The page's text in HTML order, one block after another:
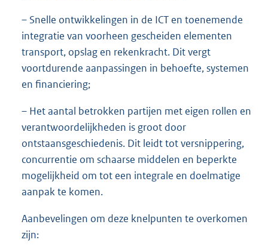
– Snelle ontwikkelingen in de ICT en toenemende
integratie van voorheen gescheiden elementen
transport, opslag en rekenkracht. Dit vergt
voortdurende aanpassingen in behoefte, systemen
en financiering;
– Het aantal betrokken partijen met eigen rollen en
verantwoordelijkheden is groot door
ontstaansgeschiedenis. Dit leidt tot versnippering,
concurrentie om schaarse middelen en beperkte
mogelijkheid om tot een integrale en doelmatige
aanpak te komen.
Aanbevelingen om deze knelpunten te overkomen
zijn: